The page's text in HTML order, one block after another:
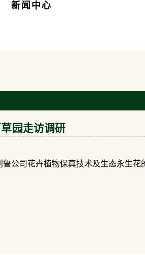
新闻中心
园走访调研
公司花卉植物保真技术及生态永生花